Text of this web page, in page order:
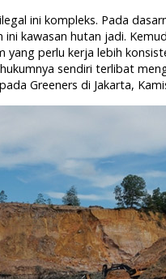
ini kompleks. Pada
ini kawasan hutan jadi.
yang perlu kerja lebih
sendiri terlibat
Greeners di Jakarta,